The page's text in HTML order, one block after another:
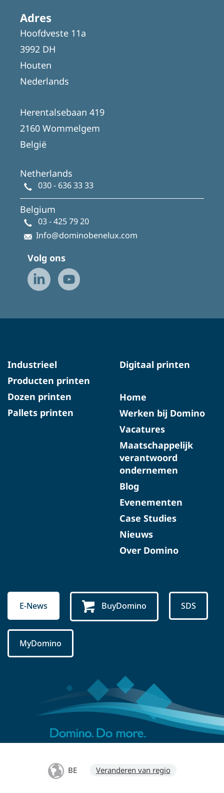
Adres
Hoofdveste 11a
3992 DH
Houten
Nederlands
Herentalsebaan 419
2160 Wommelgem
België
Netherlands
030 - 636 33 33
Belgium
03 - 425 79 20
Info@dominobenelux.com
Volg ons
Industrieel
Producten printen
Dozen printen
Pallets printen
Digitaal printen
Home
Werken bij Domino
Vacatures
Maatschappelijk
verantwoord
ondernemen
Blog
Evenementen
Case Studies
Nieuws
Over Domino
E-News BuyDomino SDS
MyDomino
BE Veranderen van regio